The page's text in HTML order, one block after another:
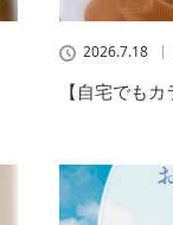
2026.7.18
【自宅でも